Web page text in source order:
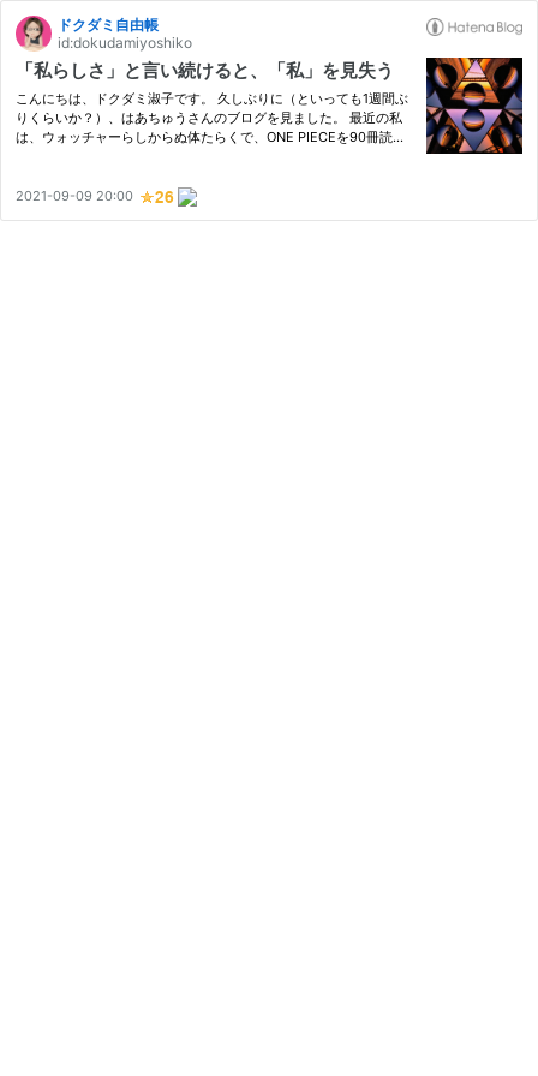
ドクダミ自由帳
id:dokudamiyoshiko
「私らしさ」と言い続けると、「私」を見失う
こんにちは、ドクダミ淑子です。 久しぶりに（といっても1週間ぶ
りくらいか？）、はあちゅうさんのブログを見ました。 最近の私
は、ウォッチャーらしからぬ体たらくで、ONE PIECEを90冊読み
にし…
2021-09-09 20:00